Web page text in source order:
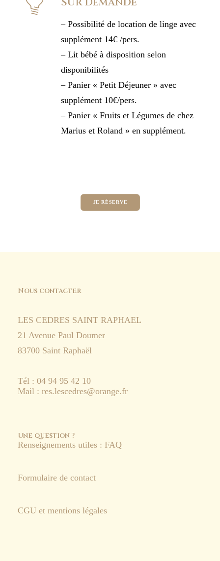
– Possibilité de location de linge avec
supplément 14€ /pers.
– Lit bébé à disposition selon
disponibilités
– Panier « Petit Déjeuner » avec
supplément 10€/pers.
– Panier « Fruits et Légumes de chez
Marius et Roland » en supplément.
JE RÉSERVE
Nous contacter
LES CEDRES SAINT RAPHAEL
21 Avenue Paul Doumer
83700 Saint Raphaël
Tél : 04 94 95 42 10
Mail : res.lescedres@orange.fr
Une question ?
Renseignements utiles : FAQ
Formulaire de contact
CGU et mentions légales